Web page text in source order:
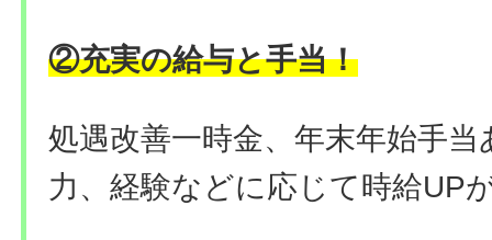
②充実の給与と手当！
処遇改善一時金、年末年始手
力、経験などに応じて時給UP